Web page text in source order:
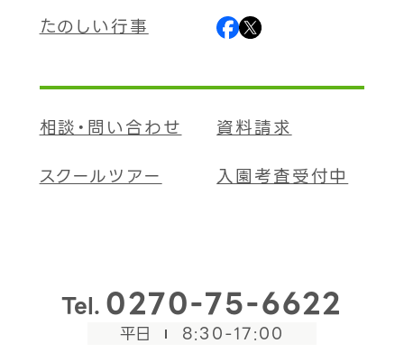
たのしい行事
相談・問い合わせ
資料請求
スクールツアー
入園考査受付中
Tel. 0270-75-6622
平日
8:30-17:00